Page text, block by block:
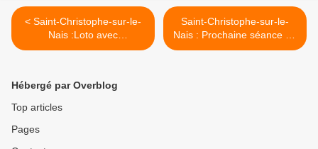
< Saint-Christophe-sur-le-
Nais :Loto avec
L’Association de danse
Saint-Christophe-sur-le-
Nais : Prochaine séance de
cinéma >
Hébergé par Overblog
Top articles
Pages